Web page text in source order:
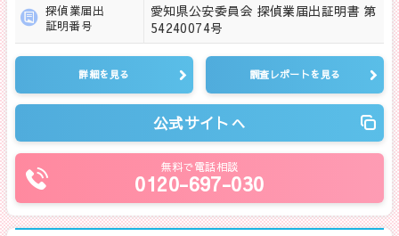
探偵業届出
証明番号
愛知県公安委員会 探偵業届出証明書 第
54240074号
詳細を見る 調査レポートを見る
公式サイトへ
無料で電話相談
0120-697-030